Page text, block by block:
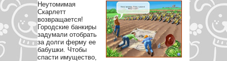
Неутомимая
Скарлетт
возвращается!
Городские банкиры
задумали отобрать
за долги ферму ее
бабушки. Чтобы
спасти имущество,